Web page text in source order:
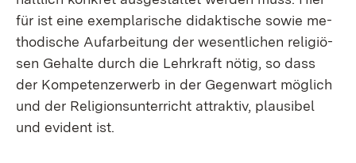
für ist ei­ne ex­em­pla­ri­sche di­dak­ti­sche so­wie me­
tho­di­sche Auf­ar­bei­tung der we­sent­li­chen re­li­giö­
sen Ge­hal­te durch die Lehr­kraft nö­tig, so dass
der Kom­pe­ten­z­er­werb in der Ge­gen­wart mög­lich
und der Re­li­gi­ons­un­ter­richt at­trak­tiv, plau­si­bel
und evi­dent ist.